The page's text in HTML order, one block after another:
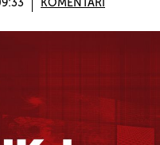
KOMENTARI